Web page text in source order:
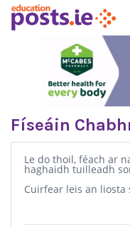
Físeáin
Le do thoil, féach ar
haghaidh tuilleadh
Cuirfear leis an liosta